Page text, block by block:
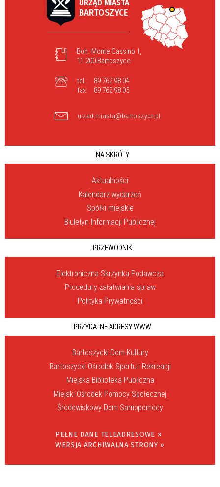
URZĄD MIASTA
BARTOSZYCE
Boh. Monte Cassino 1,
11-200 Bartoszyce
tel.:
89 762 98 04
fax:
89 762 98 05
urzad.miasta@bartoszyce.pl
NA SKRÓTY
Aktualności
Kalendarz wydarzeń
Spółki miejskie
Biuletyn Informacji Publicznej
PRZEWODNIK
Elektroniczna Skrzynka Podawcza
Procedury załatwiania spraw
Polityka Prywatności
PRZYDATNE ADRESY WWW
Bartoszycki Dom Kultury
Bartoszycki Ośrodek Sportu i Rekreacji
Miejska Biblioteka Publiczna
Miejski Ośrodek Pomocy Społecznej
Środowiskowy Dom Samopomocy
PEŁNE DANE TELEADRESOWE »
WERSJA ARCHIWALNA STRONY »